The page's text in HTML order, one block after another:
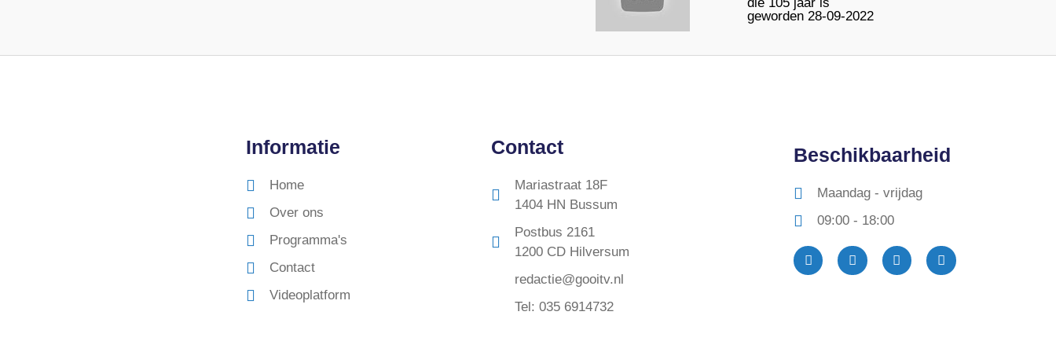
geworden 28-09-2022
Informatie
Home
Over ons
Programma's
Contact
Videoplatform
Contact
Mariastraat 18F
1404 HN Bussum
Postbus 2161
1200 CD Hilversum
redactie@gooitv.nl
Tel: 035 6914732
Beschikbaarheid
Maandag - vrijdag
09:00 - 18:00